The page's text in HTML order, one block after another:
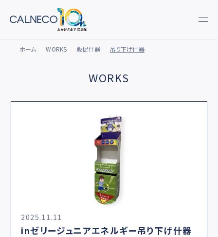
ホーム WORKS 販促什器 吊り下げ什器
WORKS
2025.11.11
inゼリージュニアエネルギー吊り下げ什器